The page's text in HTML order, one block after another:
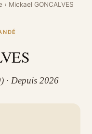
› Mickael GONCALVES
· Depuis 2026